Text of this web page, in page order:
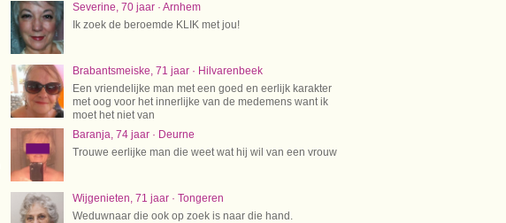
Severine, 70 jaar · Arnhem
Ik zoek de beroemde KLIK met jou!
Brabantsmeiske, 71 jaar · Hilvarenbeek
Een vriendelijke man met een goed en eerlijk karakter
met oog voor het innerlijke van de medemens want ik
moet het niet van
Baranja, 74 jaar · Deurne
Trouwe eerlijke man die weet wat hij wil van een vrouw
Wijgenieten, 71 jaar · Tongeren
Weduwnaar die ook op zoek is naar die hand.